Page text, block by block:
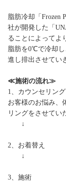
脂肪冷却「Frozen
社が開発した「
ることによってよ
脂肪を0℃で冷却
進し排出させてい
≪施術の流れ≫
1、カウンセリング
お客様のお悩み、
リングをさせてい
↓
2、お着替え
↓
3、施術